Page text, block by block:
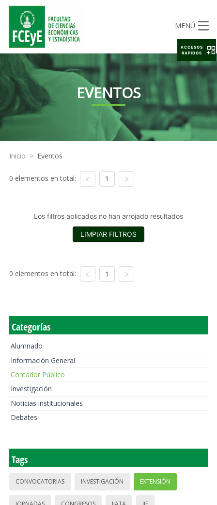
MENÚ
EVENTOS
Inicio > Eventos
0 elementos en total: 1
Los filtros aplicados no han arrojado resultados
LIMPIAR FILTROS
0 elementos en total: 1
Categorías
Alumnado
Información General
Contador Público
Investigación
Noticias institucionales
Debates
Tags
CONVOCATORIAS INVESTIGACIÓN EXTENSIÓN
ACCESOS
RAPIDOS